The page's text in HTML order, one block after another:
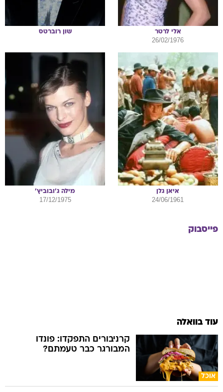
אלי לרטר
26/02/1976
שון רוברטס
איאן גלן
24/06/1961
מילה ג'ובוביץ'
17/12/1975
פייסבוק
עוד בוואלה
אוכל
קרניבורים התפקדו: פונדו
המבורגר כבר טעמתם?